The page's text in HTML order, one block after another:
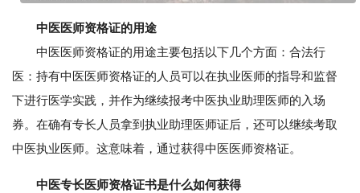
中医医师资格证的用途
中医医师资格证的用途主要包括以下几个方面：合法行
医：持有中医医师资格证的人员可以在执业医师的指导和监督
下进行医学实践，并作为继续报考中医执业助理医师的入场
券。在确有专长人员拿到执业助理医师证后，还可以继续考取
中医执业医师。这意味着，通过获得中医医师资格证。
中医专长医师资格证书是什么如何获得